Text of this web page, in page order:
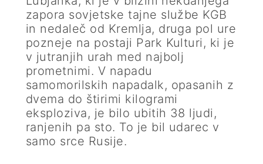
zapora sovjetske tajne službe KGB
in nedaleč od Kremlja, druga pol ure
pozneje na postaji Park Kulturi, ki je
v jutranjih urah med najbolj
prometnimi. V napadu
samomorilskih napadalk, opasanih z
dvema do štirimi kilogrami
eksploziva, je bilo ubitih 38 ljudi,
ranjenih pa sto. To je bil udarec v
samo srce Rusije.